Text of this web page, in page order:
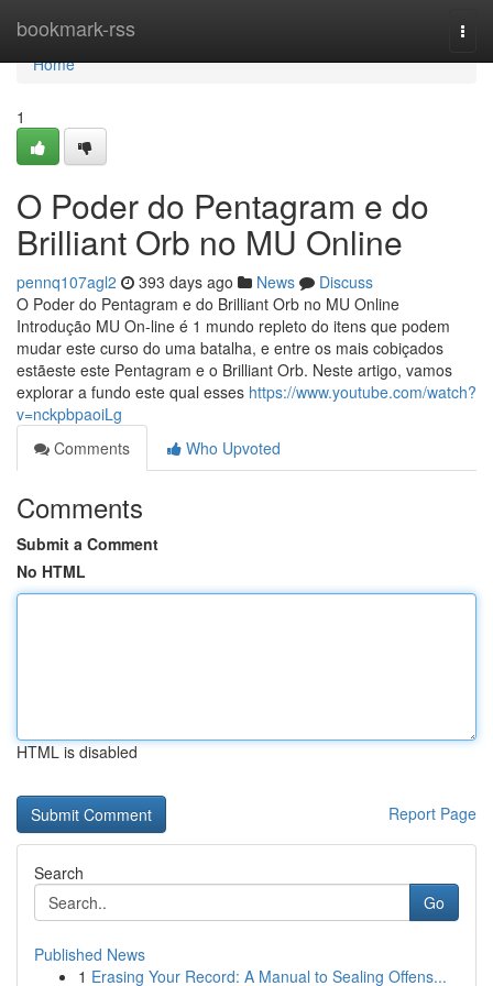
bookmark-rss
Home
Home
1
O Poder do Pentagram e do
Brilliant Orb no MU Online
pennq107agl2 393 days ago News
Discuss
O Poder do Pentagram e do Brilliant Orb no MU Online
Introdução MU On-line é 1 mundo repleto do itens que podem
mudar este curso do uma batalha, e entre os mais cobiçados
estãeste este Pentagram e o Brilliant Orb. Neste artigo, vamos
explorar a fundo este qual esses https://www.youtube.com/watch?
v=nckpbpaoiLg
Comments
Who Upvoted
Comments
Submit a Comment
No HTML
HTML is disabled
Report Page
Search
Go
Published News
1 Erasing Your Record: A Manual to Sealing Offens...